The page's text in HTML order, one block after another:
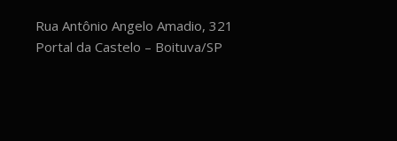
Rua Antônio Angelo Amadio, 321
Portal da Castelo – Boituva/SP